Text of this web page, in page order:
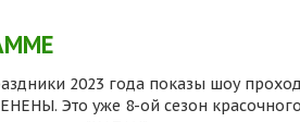
2023 года показы шоу
Это уже 8-ой сезон